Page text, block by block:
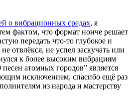
о вибрационных средах, я
фактом, что формат нонче решает
передать что-то глубокое и
отвлёкся, не успел заскучать или
к более высоким вибрациям
атомных городов” является
исключением, спасибо ещё раз
из народа и мастерству